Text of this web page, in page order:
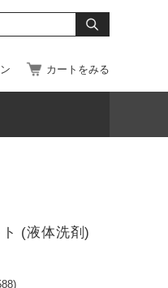
カートをみる
(液体洗剤)